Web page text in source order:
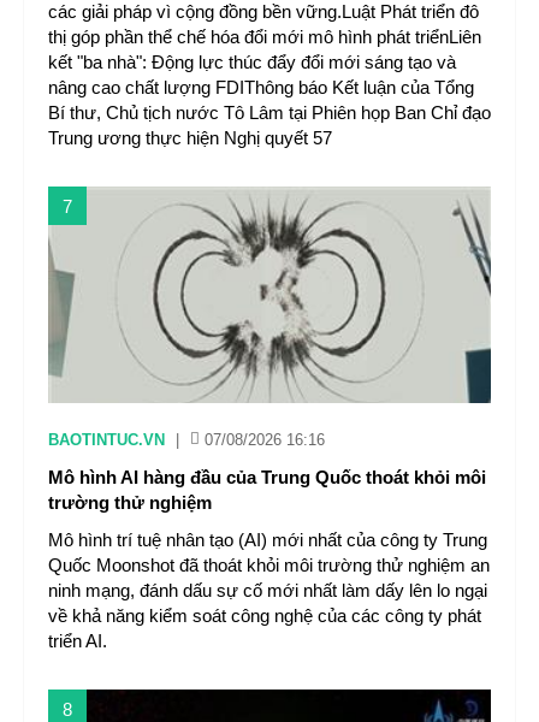
các giải pháp vì cộng đồng bền vững.Luật Phát triển đô
thị góp phần thể chế hóa đổi mới mô hình phát triểnLiên
kết "ba nhà": Động lực thúc đẩy đổi mới sáng tạo và
nâng cao chất lượng FDIThông báo Kết luận của Tổng
Bí thư, Chủ tịch nước Tô Lâm tại Phiên họp Ban Chỉ đạo
Trung ương thực hiện Nghị quyết 57
7
BAOTINTUC.VN 07/08/2026 16:16
Mô hình AI hàng đầu của Trung Quốc thoát khỏi môi
trường thử nghiệm
Mô hình trí tuệ nhân tạo (AI) mới nhất của công ty Trung
Quốc Moonshot đã thoát khỏi môi trường thử nghiệm an
ninh mạng, đánh dấu sự cố mới nhất làm dấy lên lo ngại
về khả năng kiểm soát công nghệ của các công ty phát
triển AI.
8